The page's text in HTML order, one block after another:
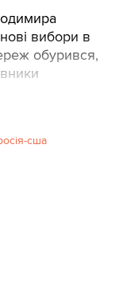
вибори в
обурився,
подібних
які не
російські
сша